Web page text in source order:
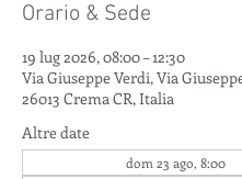
Orario & Sede
19 lug 2026, 08:00 – 12:30
Via Giuseppe Verdi, Via
26013 Crema CR, Italia
Altre date
dom 23 ago, 8:00